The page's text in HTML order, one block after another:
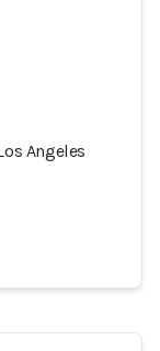
Angeles